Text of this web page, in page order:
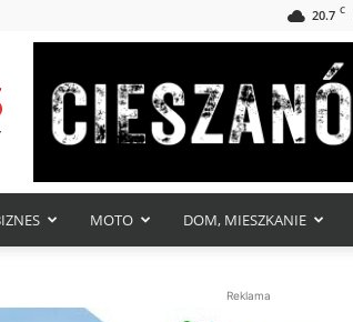
20.7 C
MOTO DOM, MIESZKANIE
Reklama